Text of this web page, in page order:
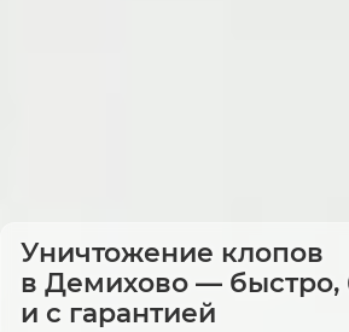
Уничтожение клопов
в Демихово — быстро,
и с гарантией